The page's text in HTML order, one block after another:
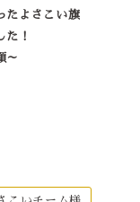
たよさこい旗
た！
～